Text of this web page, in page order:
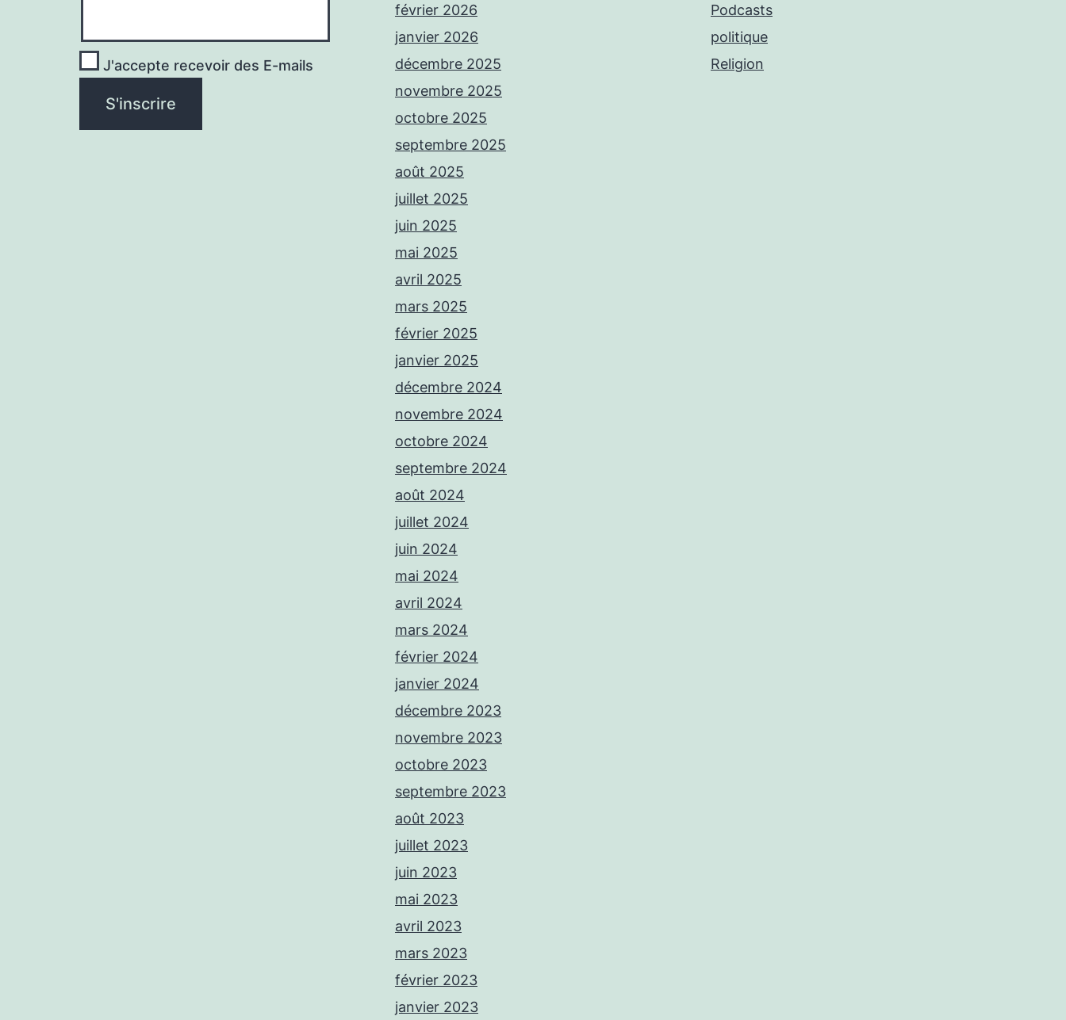
J'accepte recevoir des E-mails
février 2026
janvier 2026
décembre 2025
novembre 2025
octobre 2025
septembre 2025
août 2025
juillet 2025
juin 2025
mai 2025
avril 2025
mars 2025
février 2025
janvier 2025
décembre 2024
novembre 2024
octobre 2024
septembre 2024
août 2024
juillet 2024
juin 2024
mai 2024
avril 2024
mars 2024
février 2024
janvier 2024
décembre 2023
novembre 2023
octobre 2023
septembre 2023
août 2023
juillet 2023
juin 2023
mai 2023
avril 2023
mars 2023
février 2023
janvier 2023
Podcasts
politique
Religion